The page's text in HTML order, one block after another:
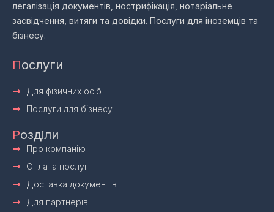
легалізація документів, нострифікація, нотаріальне
засвідчення, витяги та довідки. Послуги для іноземців та
бізнесу.
Послуги
Для фізичних осіб
Послуги для бізнесу
Розділи
Про компанію
Оплата послуг
Доставка документів
Для партнерів